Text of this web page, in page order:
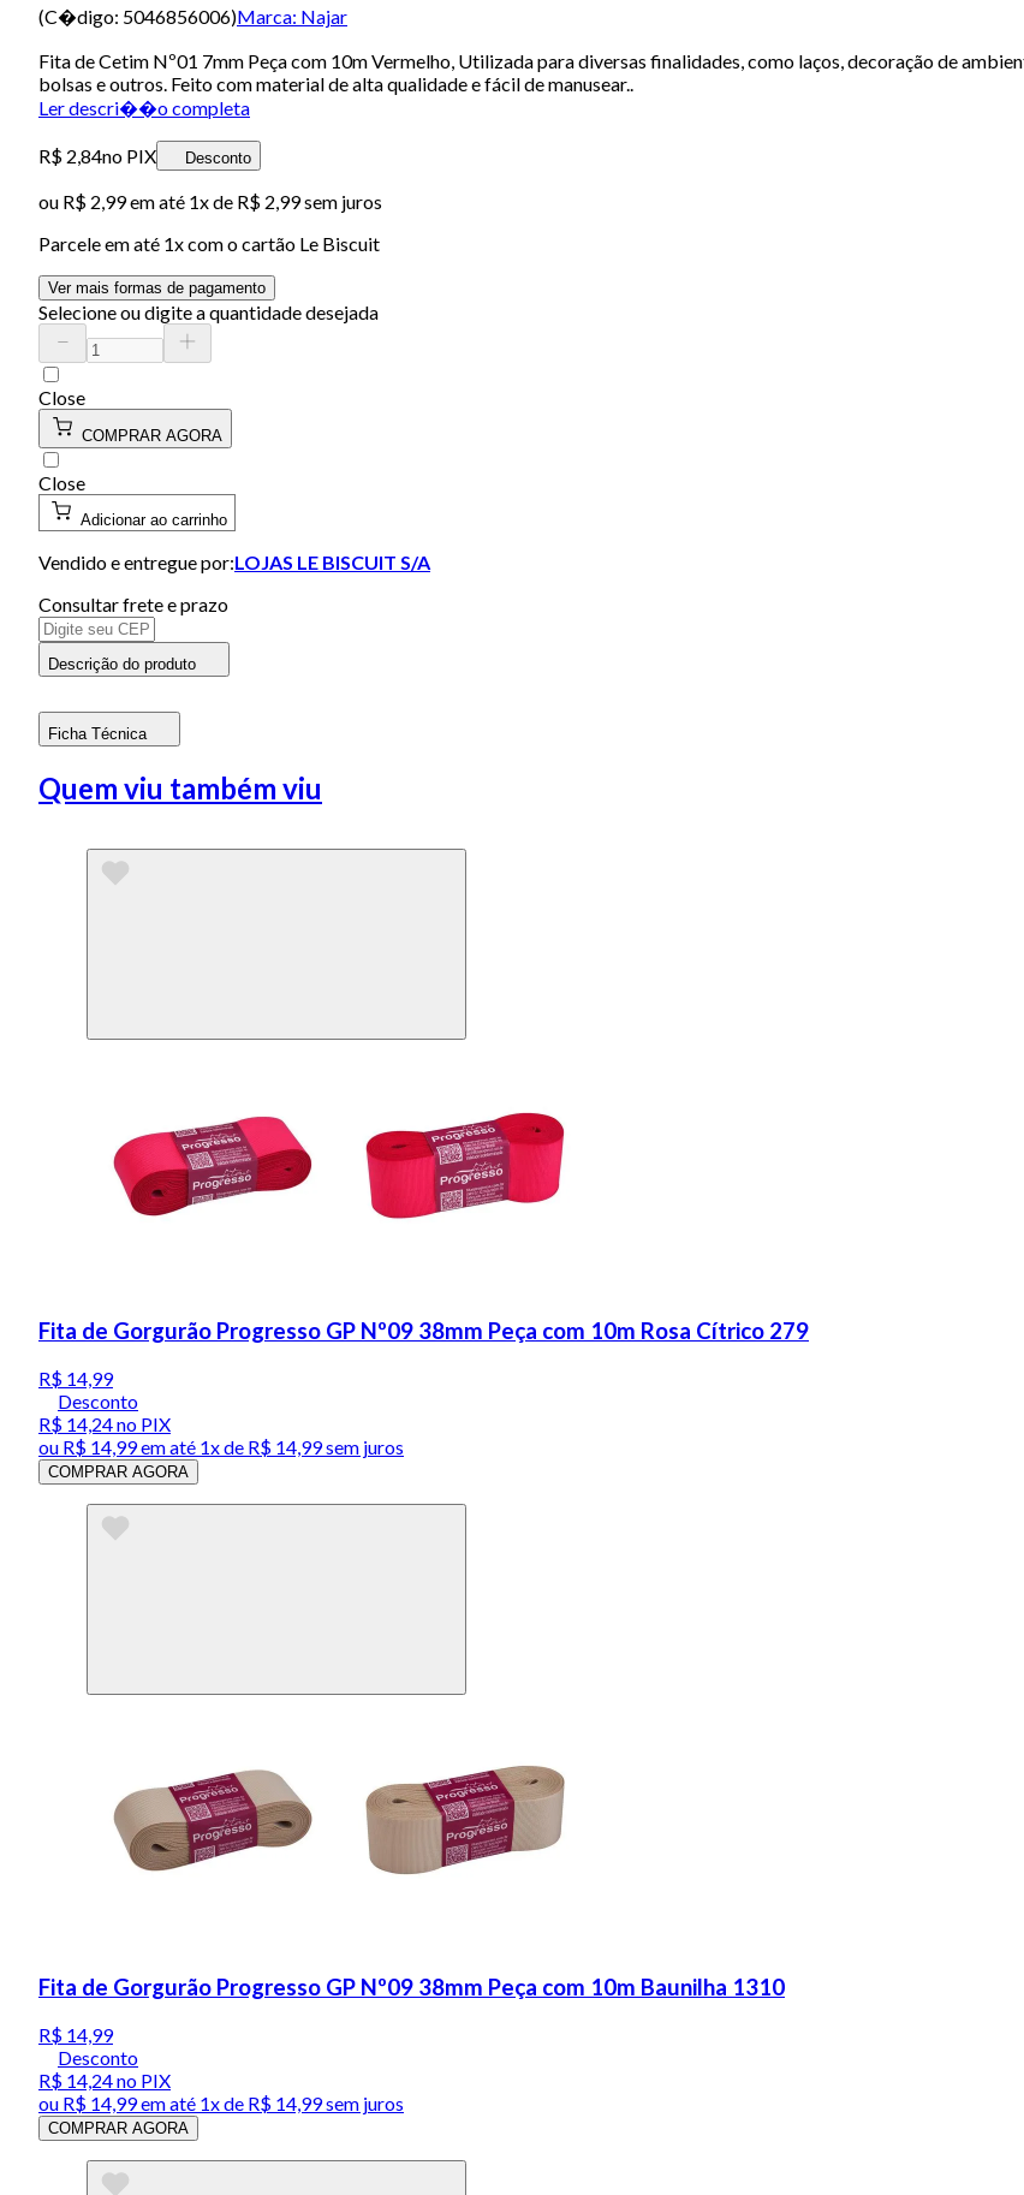
(C�digo: 5046856006)Marca: Najar
Fita de Cetim Nº01 7mm Peça com 10m Vermelho, Utilizada para diversas finalidades, como laços, decoração de
bolsas e outros. Feito com material de alta qualidade e fácil de manusear..
Ler descri��o completa
R$ 2,84no PIX Desconto
ou R$ 2,99em até 1x de R$ 2,99sem juros
Parcele em até 1x com o cartão Le Biscuit
Ver mais formas de pagamento
Selecione ou digite a quantidade desejada
Close
COMPRAR AGORA
Close
Adicionar ao carrinho
Vendido e entregue por:LOJAS LE BISCUIT S/A
Consultar frete e prazo
Descrição do produto
Ficha Técnica
Quem viu também viu
Fita de Gorgurão Progresso GP Nº09 38mm Peça com 10m Rosa Cítrico 279
R$ 14,99
Desconto
R$ 14,24no PIX
ou R$ 14,99em até 1x de R$ 14,99sem juros
COMPRAR AGORA
Fita de Gorgurão Progresso GP Nº09 38mm Peça com 10m Baunilha 1310
R$ 14,99
Desconto
R$ 14,24no PIX
ou R$ 14,99em até 1x de R$ 14,99sem juros
COMPRAR AGORA